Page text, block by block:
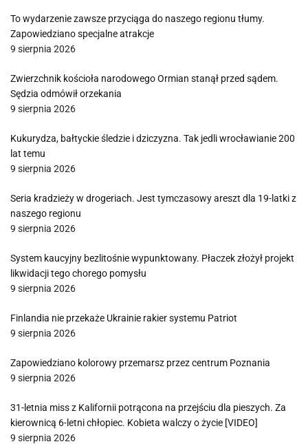
To wydarzenie zawsze przyciąga do naszego regionu tłumy.
Zapowiedziano specjalne atrakcje
9 sierpnia 2026
Zwierzchnik kościoła narodowego Ormian stanął przed sądem.
Sędzia odmówił orzekania
9 sierpnia 2026
Kukurydza, bałtyckie śledzie i dziczyzna. Tak jedli wrocławianie 200
lat temu
9 sierpnia 2026
Seria kradzieży w drogeriach. Jest tymczasowy areszt dla 19-latki z
naszego regionu
9 sierpnia 2026
System kaucyjny bezlitośnie wypunktowany. Płaczek złożył projekt
likwidacji tego chorego pomysłu
9 sierpnia 2026
Finlandia nie przekaże Ukrainie rakier systemu Patriot
9 sierpnia 2026
Zapowiedziano kolorowy przemarsz przez centrum Poznania
9 sierpnia 2026
31-letnia miss z Kalifornii potrącona na przejściu dla pieszych. Za
kierownicą 6-letni chłopiec. Kobieta walczy o życie [VIDEO]
9 sierpnia 2026